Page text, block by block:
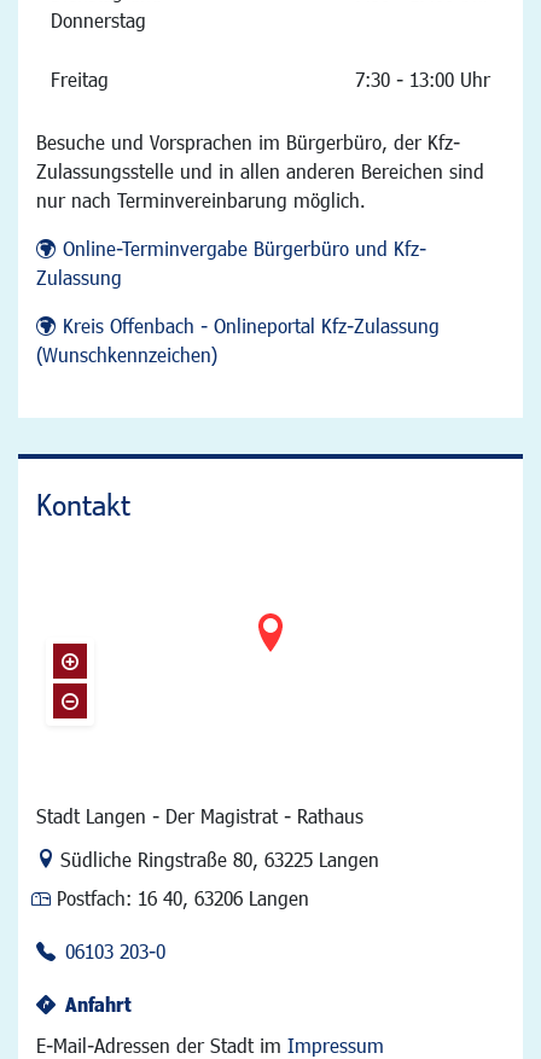
Donnerstag
Freitag 7:30 - 13:00 Uhr
Besuche und Vorsprachen im Bürgerbüro, der Kfz-
Zulassungsstelle und in allen anderen Bereichen sind
nur nach Terminvereinbarung möglich.
Online-Terminvergabe Bürgerbüro und Kfz-
Zulassung
Kreis Offenbach - Onlineportal Kfz-Zulassung
(Wunschkennzeichen)
Kontakt
Stadt Langen - Der Magistrat - Rathaus
Link zur Google-Maps Navigation
Südliche Ringstraße 80, 63225 Langen
Postfach: 16 40, 63206 Langen
06103 203-0
Anfahrt
E-Mail-Adressen der Stadt im Impressum